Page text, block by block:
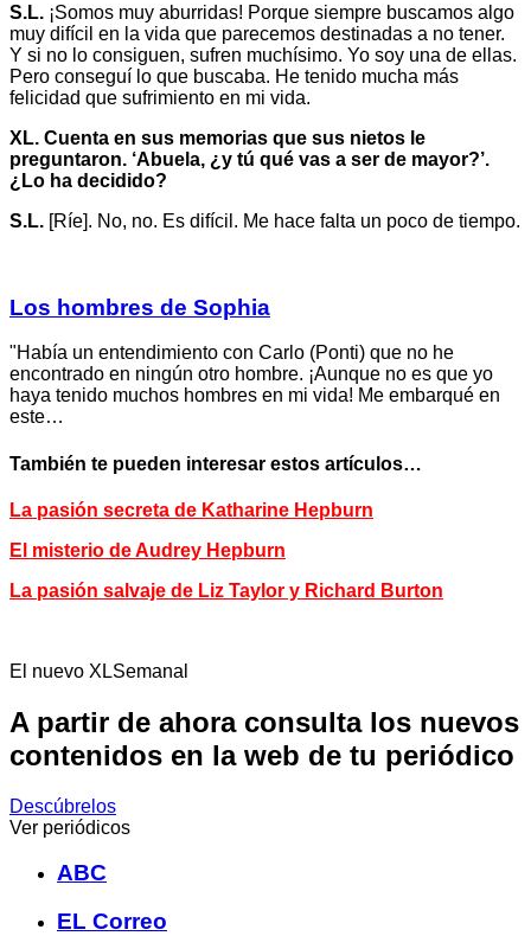
S.L. ¡Somos muy aburridas! Porque siempre buscamos algo
muy difícil en la vida que parecemos destinadas a no tener.
Y si no lo consiguen, sufren muchísimo. Yo soy una de ellas.
Pero conseguí lo que buscaba. He tenido mucha más
felicidad que sufrimiento en mi vida.
XL. Cuenta en sus memorias que sus nietos le
preguntaron. ‘Abuela, ¿y tú qué vas a ser de mayor?’.
¿Lo ha decidido?
S.L. [Ríe]. No, no. Es difícil. Me hace falta un poco de tiempo.
Los hombres de Sophia
"Había un entendimiento con Carlo (Ponti) que no he
encontrado en ningún otro hombre. ¡Aunque no es que yo
haya tenido muchos hombres en mi vida! Me embarqué en
este…
También te pueden interesar estos artículos…
La pasión secreta de Katharine Hepburn
El misterio de Audrey Hepburn
La pasión salvaje de Liz Taylor y Richard Burton
El nuevo XLSemanal
A partir de ahora consulta los nuevos
contenidos en la web de tu periódico
Descúbrelos
Ver periódicos
ABC
EL Correo